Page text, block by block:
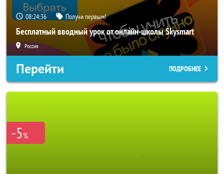
08:24:35 Получи первым!
Бесплатный вводный урок от онлайн-школы Skysmart
Россия
Перейти ПОДРОБНЕЕ
-5%